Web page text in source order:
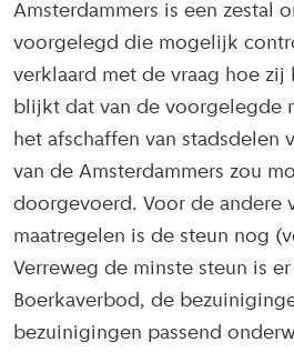
Amsterdammers is een zestal
voorgelegd die mogelijk
verklaard met de vraag hoe zij
blijkt dat van de voorgelegde
het afschaffen van stadsdelen
van de Amsterdammers zou
doorgevoerd. Voor de andere
maatregelen is de steun nog
Verreweg de minste steun is
Boerkaverbod, de
bezuinigingen passend